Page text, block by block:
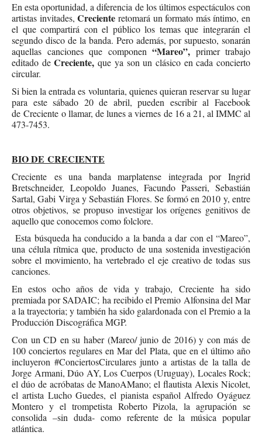
En esta oportunidad, a diferencia de los últimos espectáculos con
artistas invitades, Creciente retomará un formato más íntimo, en
el que compartirá con el público los temas que integrarán el
segundo disco de la banda. Pero además, por supuesto, sonarán
aquellas canciones que componen “Mareo”, primer trabajo
editado deCreciente, que ya son un clásico en cada concierto
circular.
Si bien la entrada es voluntaria, quienes quieran reservar su lugar
para este sábado 20 de abril, pueden escribir al Facebook
de Creciente o llamar, de lunes a viernes de 16 a 21, al IMMC al
473-7453.
BIO DE CRECIENTE
Creciente es una banda marplatense integrada por Ingrid
Bretschneider, Leopoldo Juanes, Facundo Passeri, Sebastián
Sartal, Gabi Virga y Sebastián Flores. Se formó en 2010 y, entre
otros objetivos, se propuso investigar los orígenes genitivos de
aquello que conocemos como folclore.
Esta búsqueda ha conducido a la banda a dar con el “Mareo”,
una célula rítmica que, producto de una sostenida investigación
sobre el movimiento, ha vertebrado el eje creativo de todas sus
canciones.
En estos ocho años de vida y trabajo, Creciente ha sido
premiada por SADAIC; ha recibido el Premio Alfonsina del Mar
a la trayectoria; y también ha sido galardonada con el Premio a la
Producción Discográfica MGP.
Con un CD en su haber (Mareo/ junio de 2016) y con más de
100 conciertos regulares en Mar del Plata, que en el último año
incluyeron #ConciertosCirculares junto a artistas de la talla de
Jorge Armani, Dúo AY, Los Cuerpos (Uruguay), Locales Rock;
el dúo de acróbatas de ManoAMano; el flautista Alexis Nicolet,
el artista Lucho Guedes, el pianista español Alfredo Oyáguez
Montero y el trompetista Roberto Pizola, la agrupación se
consolida –sin duda- como referente de la música popular
atlántica.